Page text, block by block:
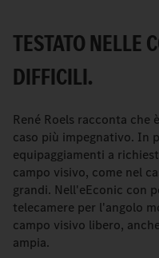
TESTATO NELLE
DIFFICILI.
René Roels racconta
caso più impegnativo. In
equipaggiamenti a
campo visivo, come nel
grandi. Nell'eEconic con
telecamere per l'angolo
campo visivo libero,
ampia.